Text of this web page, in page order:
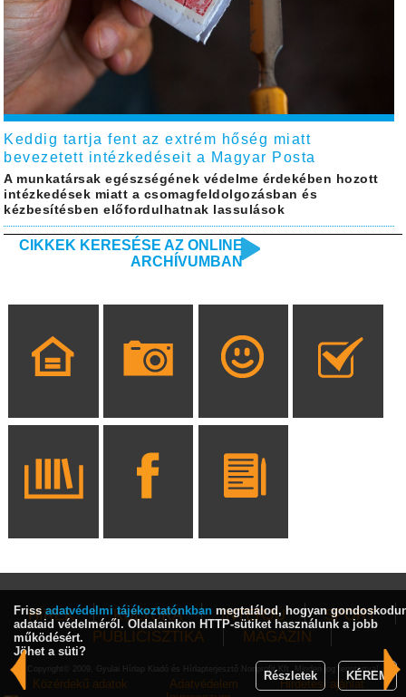
Keddig tartja fent az extrém hőség miatt
bevezetett intézkedéseit a Magyar Posta
A munkatársak egészségének védelme érdekében hozott
intézkedések miatt a csomagfeldolgozásban és
kézbesítésben előfordulhatnak lassulások
CIKKEK KERESÉSE AZ ONLINE
ARCHÍVUMBAN
HÍREK KULTÚRA INTERJÚ
SPORT
PUBLICISZTIKA
MAGAZIN
Copyright© 2009, Gyulai Hírlap Kiadó és Hírlapterjesztő Nonprofit Kft. Minden jog fenntartva!
Közérdekű adatok Adatvédelem
Hirdetési ajánlat
Friss adatvédelmi tájékoztatónkban megtalálod, hogyan
adataid védelméről. Oldalainkon HTTP-sütiket használunk a jobb
működésért.
Jöhet a süti?
Részletek
KÉREM